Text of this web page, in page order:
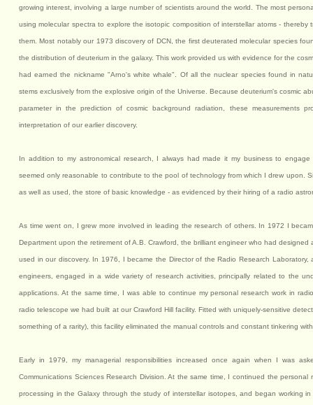
growing interest, involving a large number of scientists around the world. The most
using molecular spectra to explore the isotopic composition of interstellar atoms -
them. Most notably our 1973 discovery of DCN, the first deuterated molecular species
the distribution of deuterium in the galaxy. This work provided us with evidence for the
had earned the nickname "Arno's white whale". Of all the nuclear species found in
stems exclusively from the explosive origin of the Universe. Because deuterium's cosmic
parameter in the prediction of cosmic background radiation, these measurements
interpretation of our earlier discovery.
In addition to my astronomical research, I always had made it my business to
seemed only reasonable to contribute to the pool of technology from which I drew upon.
as well as used, the store of basic knowledge - as evidenced by their hiring of a radio
As time went on, I grew more involved in leading the research of others. In 1972 I
Department upon the retirement of A.B. Crawford, the brilliant engineer who had
used in our discovery. In 1976, I became the Director of the Radio Research
engineers, engaged in a wide variety of research activities, principally related to the
applications. At the same time, I was able to continue my personal research work in
radio telescope we had built at our Crawford Hill facility. Fitted with uniquely-sensitive
something of a rarity), this facility eliminated the manual controls and constant tinkering
Early in 1979, my managerial responsibilities increased once again when I was
Communications Sciences Research Division. At the same time, I continued the
processing in the Galaxy through the study of interstellar isotopes, and began working